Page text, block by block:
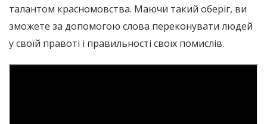
талантом красномовства. Маючи такий оберіг, ви
зможете за допомогою слова переконувати людей
у ​​своїй правоті і правильності своїх помислів.